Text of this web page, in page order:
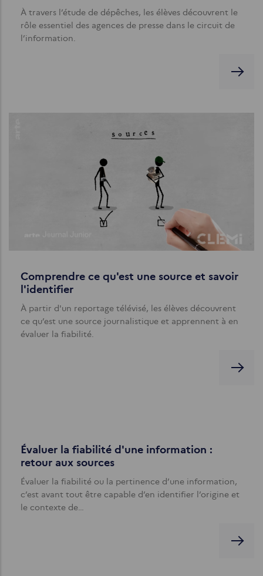
À travers l’étude de dépêches, les élèves découvrent le
rôle essentiel des agences de presse dans le circuit de
l’information.
Comprendre ce qu'est une source et savoir
l'identifier
À partir d'un reportage télévisé, les élèves découvrent
ce qu’est une source journalistique et apprennent à en
évaluer la fiabilité.
Évaluer la fiabilité d'une information :
retour aux sources
Évaluer la fiabilité ou la pertinence d’une information,
c’est avant tout être capable d’en identifier l’origine et
le contexte de…